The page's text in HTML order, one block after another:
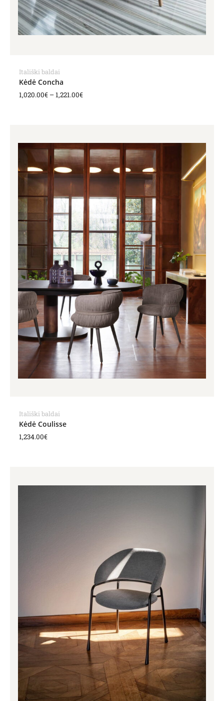
Itališki baldai
Kėdė Concha
1,020.00€ –1,221.00€
Itališki baldai
Kėdė Coulisse
1,234.00€